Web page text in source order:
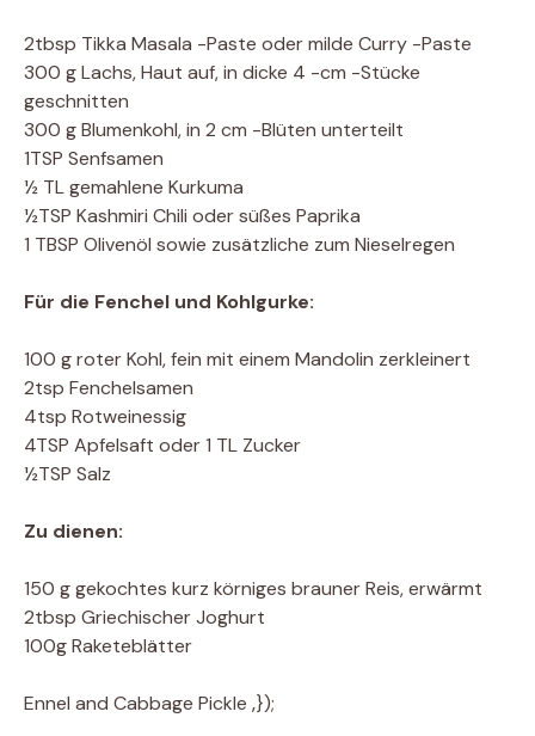
2tbsp Tikka Masala -Paste oder milde Curry -Paste
300 g Lachs, Haut auf, in dicke 4 -cm -Stücke
geschnitten
300 g Blumenkohl, in 2 cm -Blüten unterteilt
1TSP Senfsamen
½ TL gemahlene Kurkuma
½TSP Kashmiri Chili oder süßes Paprika
1 TBSP Olivenöl sowie zusätzliche zum Nieselregen
Für die Fenchel und Kohlgurke:
100 g roter Kohl, fein mit einem Mandolin zerkleinert
2tsp Fenchelsamen
4tsp Rotweinessig
4TSP Apfelsaft oder 1 TL Zucker
½TSP Salz
Zu dienen:
150 g gekochtes kurz körniges brauner Reis, erwärmt
2tbsp Griechischer Joghurt
100g Raketeblätter
Ennel and Cabbage Pickle ‚});